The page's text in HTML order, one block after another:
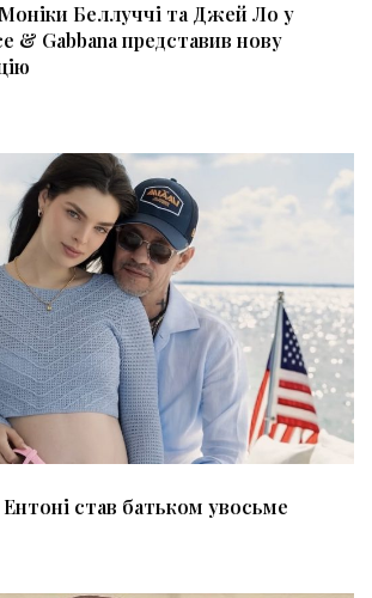
Беллуччі та Джей Ло у
& Gabbana представив нову
став батьком увосьме